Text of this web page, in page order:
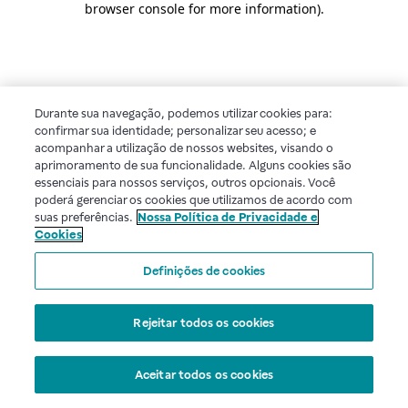
browser console for more information).
Durante sua navegação, podemos utilizar cookies para:
confirmar sua identidade; personalizar seu acesso; e
acompanhar a utilização de nossos websites, visando o
aprimoramento de sua funcionalidade. Alguns cookies são
essenciais para nossos serviços, outros opcionais. Você
poderá gerenciar os cookies que utilizamos de acordo com
suas preferências. Nossa Política de Privacidade e
Cookies
Definições de cookies
Rejeitar todos os cookies
Aceitar todos os cookies